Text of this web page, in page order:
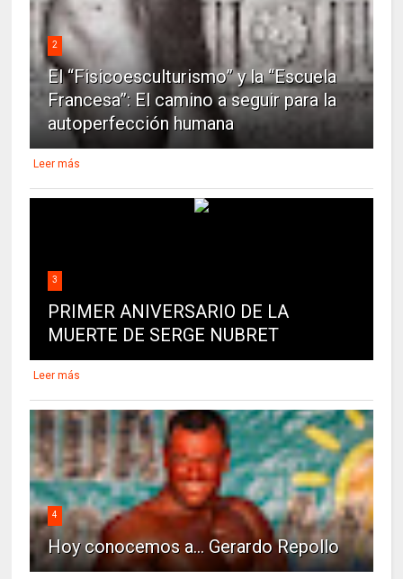
2
El “Fisicoesculturismo” y la “Escuela
Francesa”: El camino a seguir para la
autoperfección humana
Leer más
3
PRIMER ANIVERSARIO DE LA
MUERTE DE SERGE NUBRET
Leer más
4
Hoy conocemos a... Gerardo Repollo